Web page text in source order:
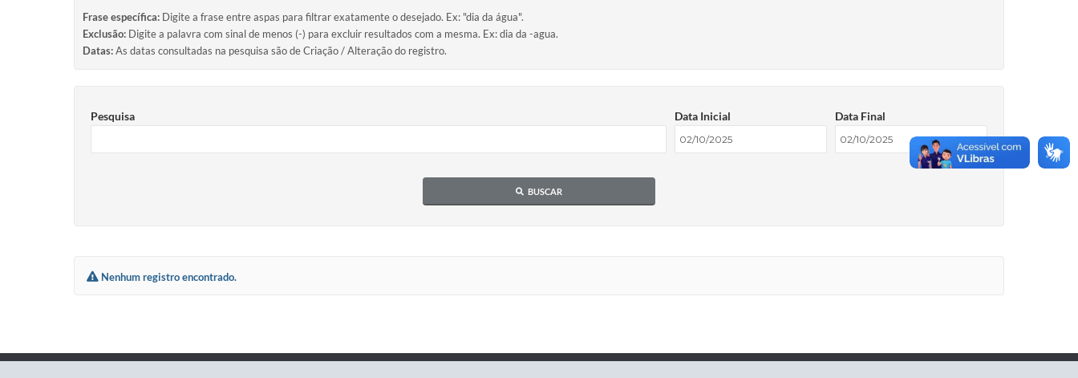
Frase específica: Digite a frase entre aspas para filtrar exatamente o desejado. Ex: "dia da água".
Exclusão: Digite a palavra com sinal de menos (-) para excluir resultados com a mesma. Ex: dia da -agua.
Datas:As datas consultadas na pesquisa são de Criação / Alteração do registro.
Pesquisa Data Inicial Data Final
BUSCAR
Nenhum registro encontrado.